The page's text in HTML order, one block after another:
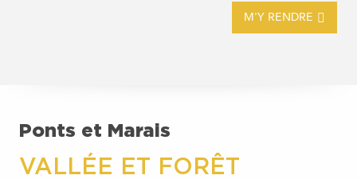
M'Y RENDRE
Ponts et Marais
VALLÉE ET FORÊT